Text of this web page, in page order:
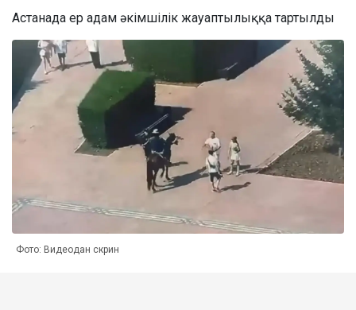
Астанада ер адам әкімшілік жауаптылыққа тартылды
Фото: Видеодан скрин